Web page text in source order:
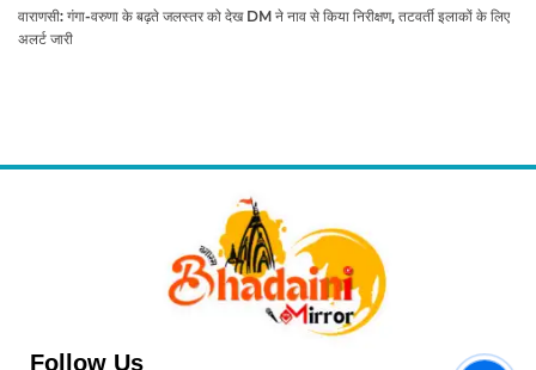
वाराणसी: गंगा-वरुणा के बढ़ते जलस्तर को देख DM ने नाव से किया निरीक्षण, तटवर्ती इलाकों के लिए
अलर्ट जारी
Follow Us